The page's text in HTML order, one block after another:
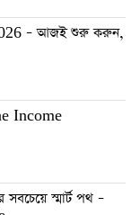
– আজই শুরু করুন,
Income
স্মার্ট পথ –